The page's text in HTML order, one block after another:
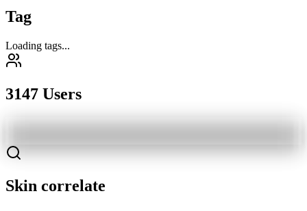
Tag
Loading tags...
3147 Users
Skin correlate